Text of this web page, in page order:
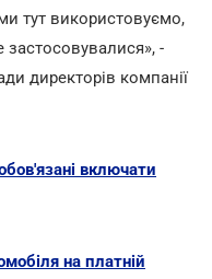
тут використовуємо,
застосовувалися», -
директорів компанії
включати
на платній